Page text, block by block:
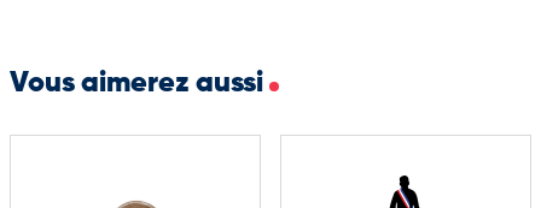
Vous aimerez aussi